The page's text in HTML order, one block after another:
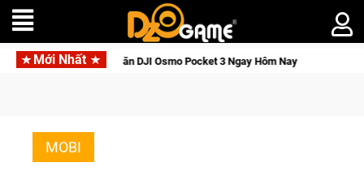
Mới Nhất
Thức Tỉnh, Săn DJI Osmo Pocket 3 Ngay Hôm Nay
MOBI